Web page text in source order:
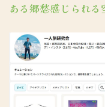
ある郷愁感じられる